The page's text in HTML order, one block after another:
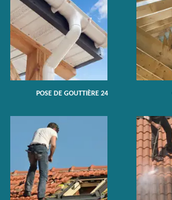
POSE DE GOUTTIÈRE 24